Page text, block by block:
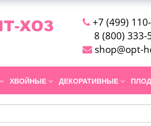
+7 (499)
8 (800) 333-
shop@opt-
ХВОЙНЫЕ ДЕКОРАТИВНЫЕ